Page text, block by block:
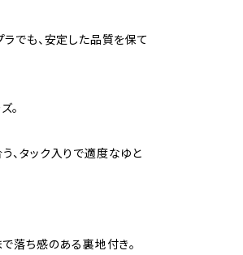
でも、安定した品質を保て
。
、タック入りで適度なゆと
落ち感のある裏地付き。